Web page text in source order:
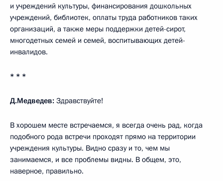
и учреждений культуры, финансирования дошкольных
учреждений, библиотек, оплаты труда работников таких
организаций, а также меры поддержки детей-сирот,
многодетных семей и семей, воспитывающих детей-
инвалидов.
* * *
Д.Медведев: Здравствуйте!
В хорошем месте встречаемся, я всегда очень рад, когда
подобного рода встречи проходят прямо на территории
учреждения культуры. Видно сразу и то, чем мы
занимаемся, и все проблемы видны. В общем, это,
наверное, правильно.